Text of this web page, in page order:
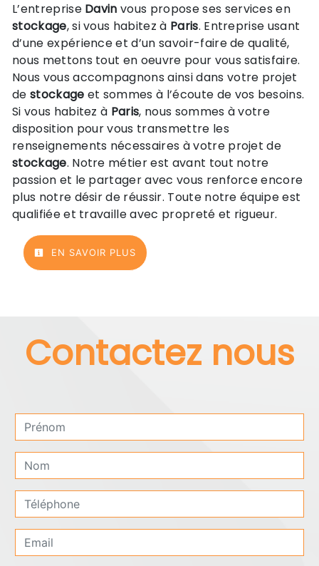
L’entreprise Davin vous propose ses services en
stockage, si vous habitez à Paris. Entreprise usant
d’une expérience et d’un savoir-faire de qualité,
nous mettons tout en oeuvre pour vous satisfaire.
Nous vous accompagnons ainsi dans votre projet
de stockage et sommes à l’écoute de vos besoins.
Si vous habitez à Paris, nous sommes à votre
disposition pour vous transmettre les
renseignements nécessaires à votre projet de
stockage. Notre métier est avant tout notre
passion et le partager avec vous renforce encore
plus notre désir de réussir. Toute notre équipe est
qualifiée et travaille avec propreté et rigueur.
EN SAVOIR PLUS
Contactez nous